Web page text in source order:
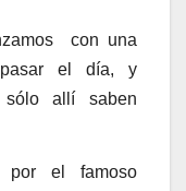
con una
el día, y
sólo allí saben
por el famoso